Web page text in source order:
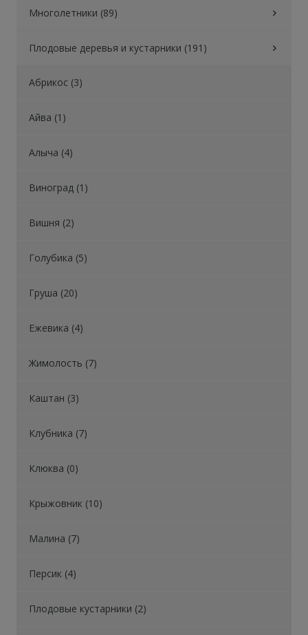
Многолетники (89)
Плодовые деревья и кустарники (191)
Абрикос (3)
Айва (1)
Алыча (4)
Виноград (1)
Вишня (2)
Голубика (5)
Груша (20)
Ежевика (4)
Жимолость (7)
Каштан (3)
Клубника (7)
Клюква (0)
Крыжовник (10)
Малина (7)
Персик (4)
Плодовые кустарники (2)